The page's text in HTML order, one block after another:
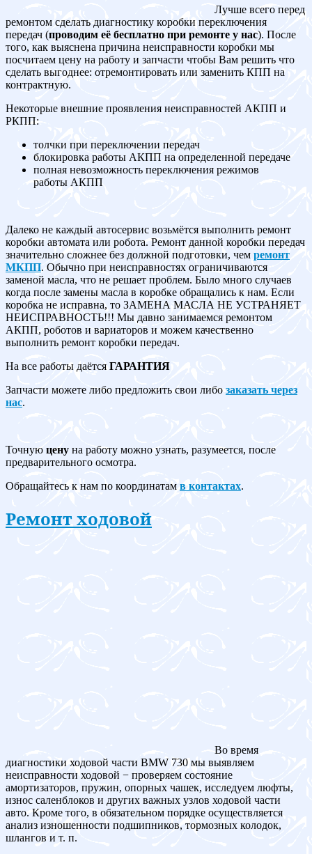
Лучше всего перед
ремонтом сделать диагностику коробки переключения
передач (проводим её бесплатно при ремонте у нас). После
того, как выяснена причина неисправности коробки мы
посчитаем цену на работу и запчасти чтобы Вам решить что
сделать выгоднее: отремонтировать или заменить КПП на
контрактную.
Некоторые внешние проявления неисправностей АКПП и
РКПП:
толчки при переключении передач
блокировка работы АКПП на определенной передаче
полная невозможность переключения режимов
работы АКПП
Далеко не каждый автосервис возьмётся выполнить ремонт
коробки автомата или робота. Ремонт данной коробки передач
значительно сложнее без должной подготовки, чем ремонт
МКПП. Обычно при неисправностях ограничиваются
заменой масла, что не решает проблем. Было много случаев
когда после замены масла в коробке обращались к нам. Если
коробка не исправна, то ЗАМЕНА МАСЛА НЕ УСТРАНЯЕТ
НЕИСПРАВНОСТЬ!!! Мы давно занимаемся ремонтом
АКПП, роботов и вариаторов и можем качественно
выполнить ремонт коробки передач.
На все работы даётсяГАРАНТИЯ
Запчасти можете либо предложить свои либо заказать через
нас.
Точную цену на работу можно узнать, разумеется, после
предварительного осмотра.
Обращайтесь к нам по координатам в контактах.
Ремонт ходовой
Во время
диагностики ходовой части BMW 730 мы выявляем
неисправности ходовой − проверяем состояние
амортизаторов, пружин, опорных чашек, исследуем люфты,
износ саленблоков и других важных узлов ходовой части
авто. Кроме того, в обязательном порядке осуществляется
анализ изношенности подшипников, тормозных колодок,
шлангов и т. п.